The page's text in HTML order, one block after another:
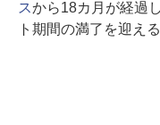
スから18カ月が経過
ト期間の満了を迎え